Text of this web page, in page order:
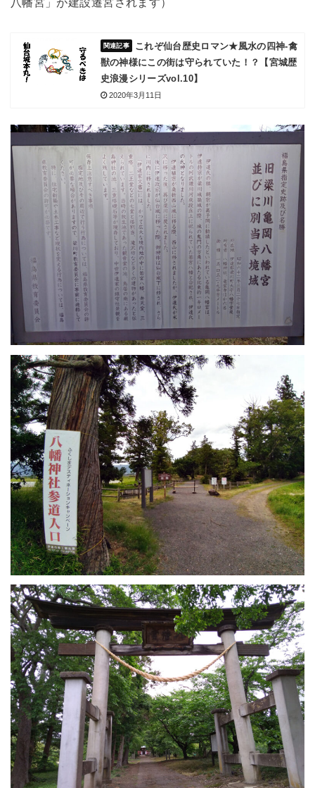
これぞ仙台歴史ロマン★風水の四神-禽
獣の神様にこの街は守られていた！？【宮城歴
史浪漫シリーズvol.10】
2020年3月11日